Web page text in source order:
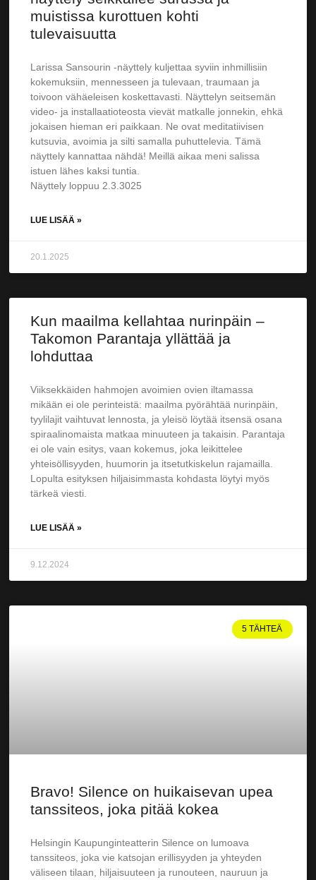
muistissa kurottuen kohti
tulevaisuutta
Larissa Sansourin -näyttely kuljettaa syviin inhmillisiin
kokemuksiin, mennesseen ja tulevaan, traumaan ja
toivoon vähäeleisen koskettavasti. Näyttelyn seitsemän
video- ja installaatioteosta vievät matkalle jonnekin, ehkä
jokaisen hieman eri paikkaan. Ne ovat meditatiivisen
kutsuvia, avoimia ja silti samalla puhuttelevia. Tämä
näyttely kannattaa nähdä! Meillä aikaa meni salissa
istuen lähes kaksi tuntia.
Näyttely loppuu 2.3.3025
LUE LISÄÄ »
20.1.2025
Kun maailma kellahtaa nurinpäin –
Takomon Parantaja yllättää ja
lohduttaa
Viiksekkäiden hahmojen avoimien ovien iltamassa
mikään ei ole perinteistä: maailma pyörähtää nurinpäin,
tyylilajit vaihtuvat lennosta, ja yleisö löytää itsensä osana
spiraalinomaista matkaa minuuteen ja takaisin. Parantaja
ei ole vain esitys, vaan kokemus, joka leikittelee
yhteisöllisyyden, huumorin ja itsetutkiskelun rajamailla.
Lopulta esityksen hiljaisimmasta kohdasta löytyi myös
tärkeä viesti.
LUE LISÄÄ »
9.12.2024
5 TÄHTEÄ
Bravo! Silence on huikaisevan upea
tanssiteos, joka pitää kokea
Helsingin Kaupunginteatterin Silence on lumoava
tanssiteos, joka vie katsojan erillisyyden ja yhteyden
väliseen tilaan, hiljaisuuteen ja runouteen, nauruun ja